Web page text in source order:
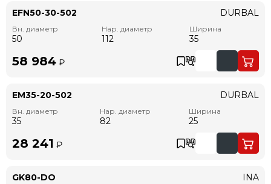
EFN50-30-502
Вн. диаметр
50
Нар. диаметр
112
Ширина
35
DURBAL
58 984 ₽
EM35-20-502
Вн. диаметр
35
Нар. диаметр
82
Ширина
25
DURBAL
28 241 ₽
GK80-DO INA